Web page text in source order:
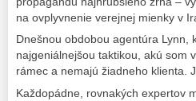
na ovplyvnenie verejnej mienky v
Dnešnou obdobou agentúra Lynn,
najgeniálnejšou taktikou, akú som
rámec a nemajú žiadneho klienta.
Každopádne, rovnakých expertov